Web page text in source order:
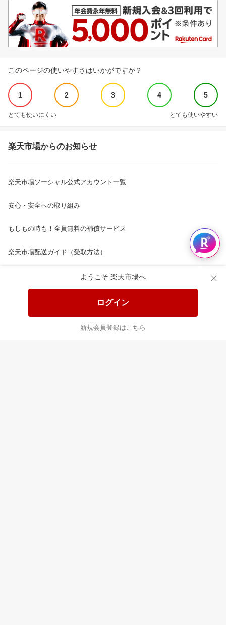
ようこそ 楽天市場へ
ログイン
新規会員登録はこちら
このページの使いやすさはいかがですか？
1 2 3 4 5
とても使いにくい とても使いやすい
楽天市場からのお知らせ
楽天市場ソーシャル公式アカウント一覧
安心・安全への取り組み
もしもの時も！全員無料の補償サービス
楽天市場配送ガイド（受取方法）
楽天にお店を開きませんか？
楽天ショッピングサービスご利用規約